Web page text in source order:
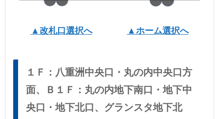
▲改札口選択へ ▲ホーム選択へ
１Ｆ：八重洲中央口・丸の内中央口方
面、Ｂ１Ｆ：丸の内地下南口・地下中
央口・地下北口、グランスタ地下北